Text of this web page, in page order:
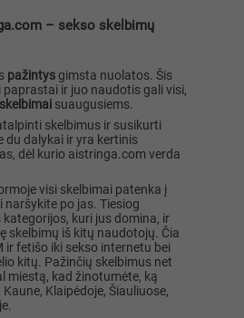
– sekso skelbimų
pažintysgimsta nuolatos. Šis
ir juo naudotis gali visi,
suaugusiems.
skelbimus ir susikurti
du dalykai ir yra kertinis
dėl kurio aistringa.com verda
visi skelbimai patenka į
naršykite po jas. Tiesiog
kuri jus domina, ir
skelbimų iš kitų naudotojų. Čia
ir fetišo iki sekso internetu bei
kitų. Pažinčių skelbimus net
miestą, kad žinotumėte, ką
Klaipėdoje, Šiauliuose,